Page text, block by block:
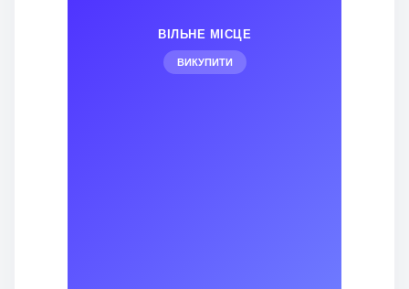
ВІЛЬНЕ МІСЦЕ
ВИКУПИТИ